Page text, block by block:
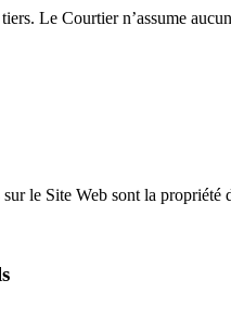
Le Courtier n’assume
le Site Web sont la